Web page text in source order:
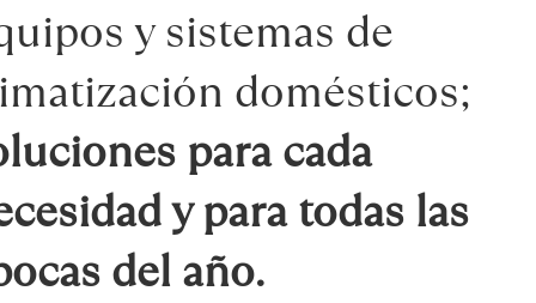
y sistemas de
domésticos;
para cada
y para todas las
del año.